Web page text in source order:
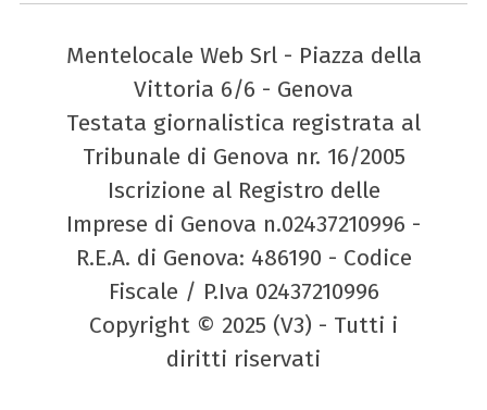
Mentelocale Web Srl - Piazza della
Vittoria 6/6 - Genova
Testata giornalistica registrata al
Tribunale di Genova nr. 16/2005
Iscrizione al Registro delle
Imprese di Genova n.02437210996 -
R.E.A. di Genova: 486190 - Codice
Fiscale / P.Iva 02437210996
Copyright © 2025 (V3) - Tutti i
diritti riservati